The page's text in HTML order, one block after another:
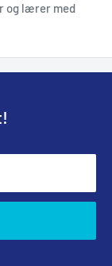
og lærer med